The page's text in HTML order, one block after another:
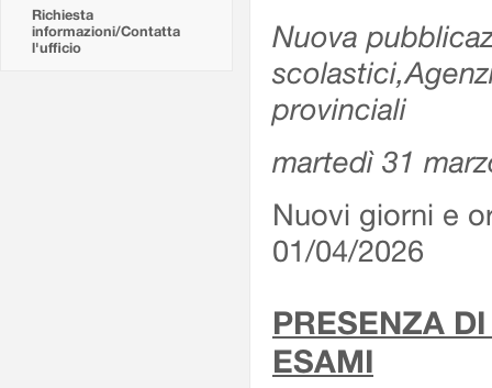
Richiesta
informazioni/Contatta
l'ufficio
Nuova
provinciali
martedì 31
Nuovi giorni e
01/04/2026
PRESENZA
ESAMI